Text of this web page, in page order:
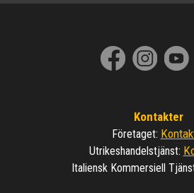
Kontakter
Företaget:
Utrikeshandelstjänst:
Italiensk Kommersiell